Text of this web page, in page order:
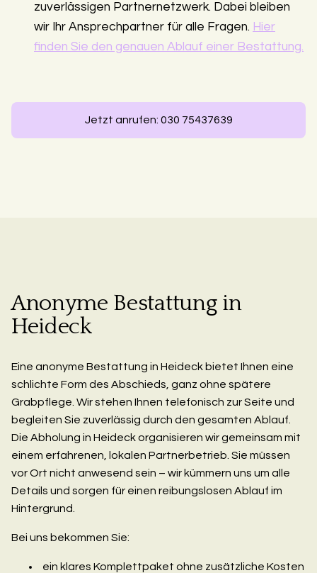
zuverlässigen Partnernetzwerk. Dabei bleiben
wir Ihr Ansprechpartner für alle Fragen. Hier
finden Sie den genauen Ablauf einer Bestattung.
Jetzt anrufen: 030 75437639
Anonyme Bestattung in
Heideck
Eine anonyme Bestattung in Heideck bietet Ihnen eine
schlichte Form des Abschieds, ganz ohne spätere
Grabpflege. Wir stehen Ihnen telefonisch zur Seite und
begleiten Sie zuverlässig durch den gesamten Ablauf.
Die Abholung in Heideck organisieren wir gemeinsam mit
einem erfahrenen, lokalen Partnerbetrieb. Sie müssen
vor Ort nicht anwesend sein – wir kümmern uns um alle
Details und sorgen für einen reibungslosen Ablauf im
Hintergrund.
Bei uns bekommen Sie:
ein klares Komplettpaket ohne zusätzliche Kosten